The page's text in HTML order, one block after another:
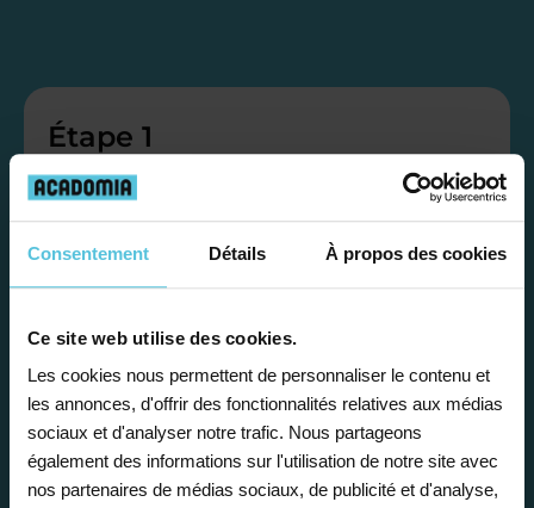
Consentement Détails À propos des cookies
Ce site web utilise des cookies.
Les cookies nous permettent de personnaliser le contenu et
les annonces, d'offrir des fonctionnalités relatives aux médias
sociaux et d'analyser notre trafic. Nous partageons
également des informations sur l'utilisation de notre site avec
nos partenaires de médias sociaux, de publicité et d'analyse,
Étape 1
Je vous propose un
bilan personnalisé
Gratuite et sans engagement, une
première étape pour faire le point sur
la situation scolaire de votre enfant, ses
besoins et vous préconiser la solution la
plus adaptée.